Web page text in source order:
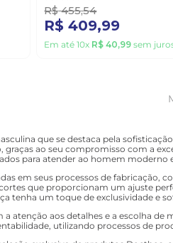
R$ 455,54
R$ 409,99
Em até10x R$ 40,99 sem
que se destaca pela
ao seu compromisso com a
para atender ao homem moderno
em seus processos de
que proporcionam um ajuste
tenha um toque de exclusividade e
atenção aos detalhes e a escolha
utilizando processos de